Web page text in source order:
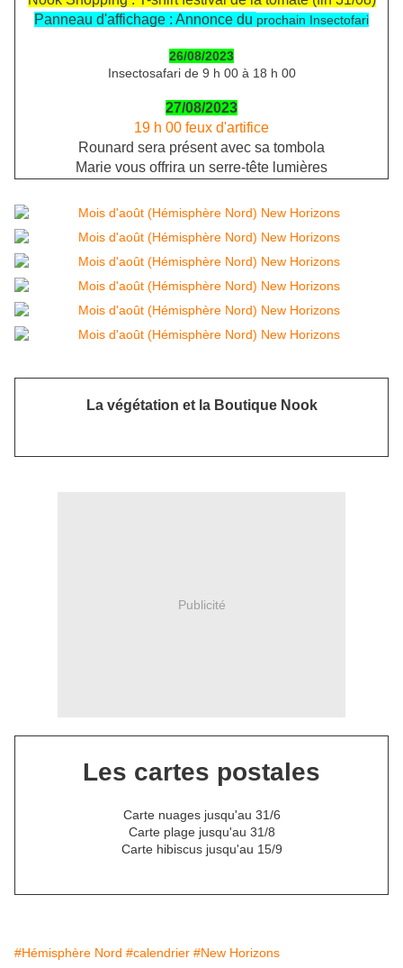
Panneau d'affichage : Annonce du prochain Insectofari
26/08/2023
Insectosafari de 9 h 00 à 18 h 00
27/08/2023
19 h 00 feux d'artifice
Rounard sera présent avec sa tombola
Marie vous offrira un serre-tête lumières
La végétation et la Boutique Nook
Publicité
Les cartes postales
Carte nuages jusqu'au 31/6
Carte plage jusqu'au 31/8
Carte hibiscus jusqu'au 15/9
#Hémisphère Nord #calendrier #New Horizons